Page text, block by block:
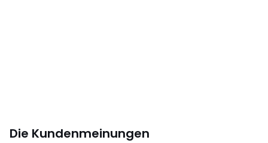
Die Kundenmeinungen